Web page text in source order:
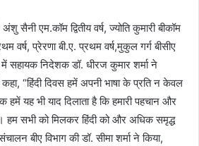
अंशु सैनी एम.कॉम द्वितीय वर्ष, ज्योति कुमारी बीकॉम
वर्ष, प्रेरणा बी.ए. प्रथम वर्ष,मुकुल गर्ग बीसीए
सहायक निदेशक डॉ. धीरज कुमार शर्मा ने
कहा, “हिंदी दिवस हमें अपनी भाषा के प्रति न केवल
हमें यह भी याद दिलाता है कि हमारी पहचान और
हम सभी को मिलकर हिंदी को और अधिक समृद्ध
बीए विभाग की डॉ. सीमा शर्मा ने किया,